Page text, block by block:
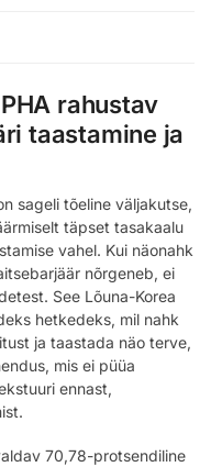
rahustav
taastamine ja
sageli tõeline väljakutse,
täpset tasakaalu
vahel. Kui näonahk
nõrgeneb, ei
See Lõuna-Korea
hetkedeks, mil nahk
ja taastada näo terve,
mis ei püüa
ennast,
70,78-protsendiline